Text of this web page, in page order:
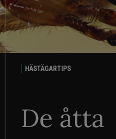
HÄSTÄGARTIPS
De åtta